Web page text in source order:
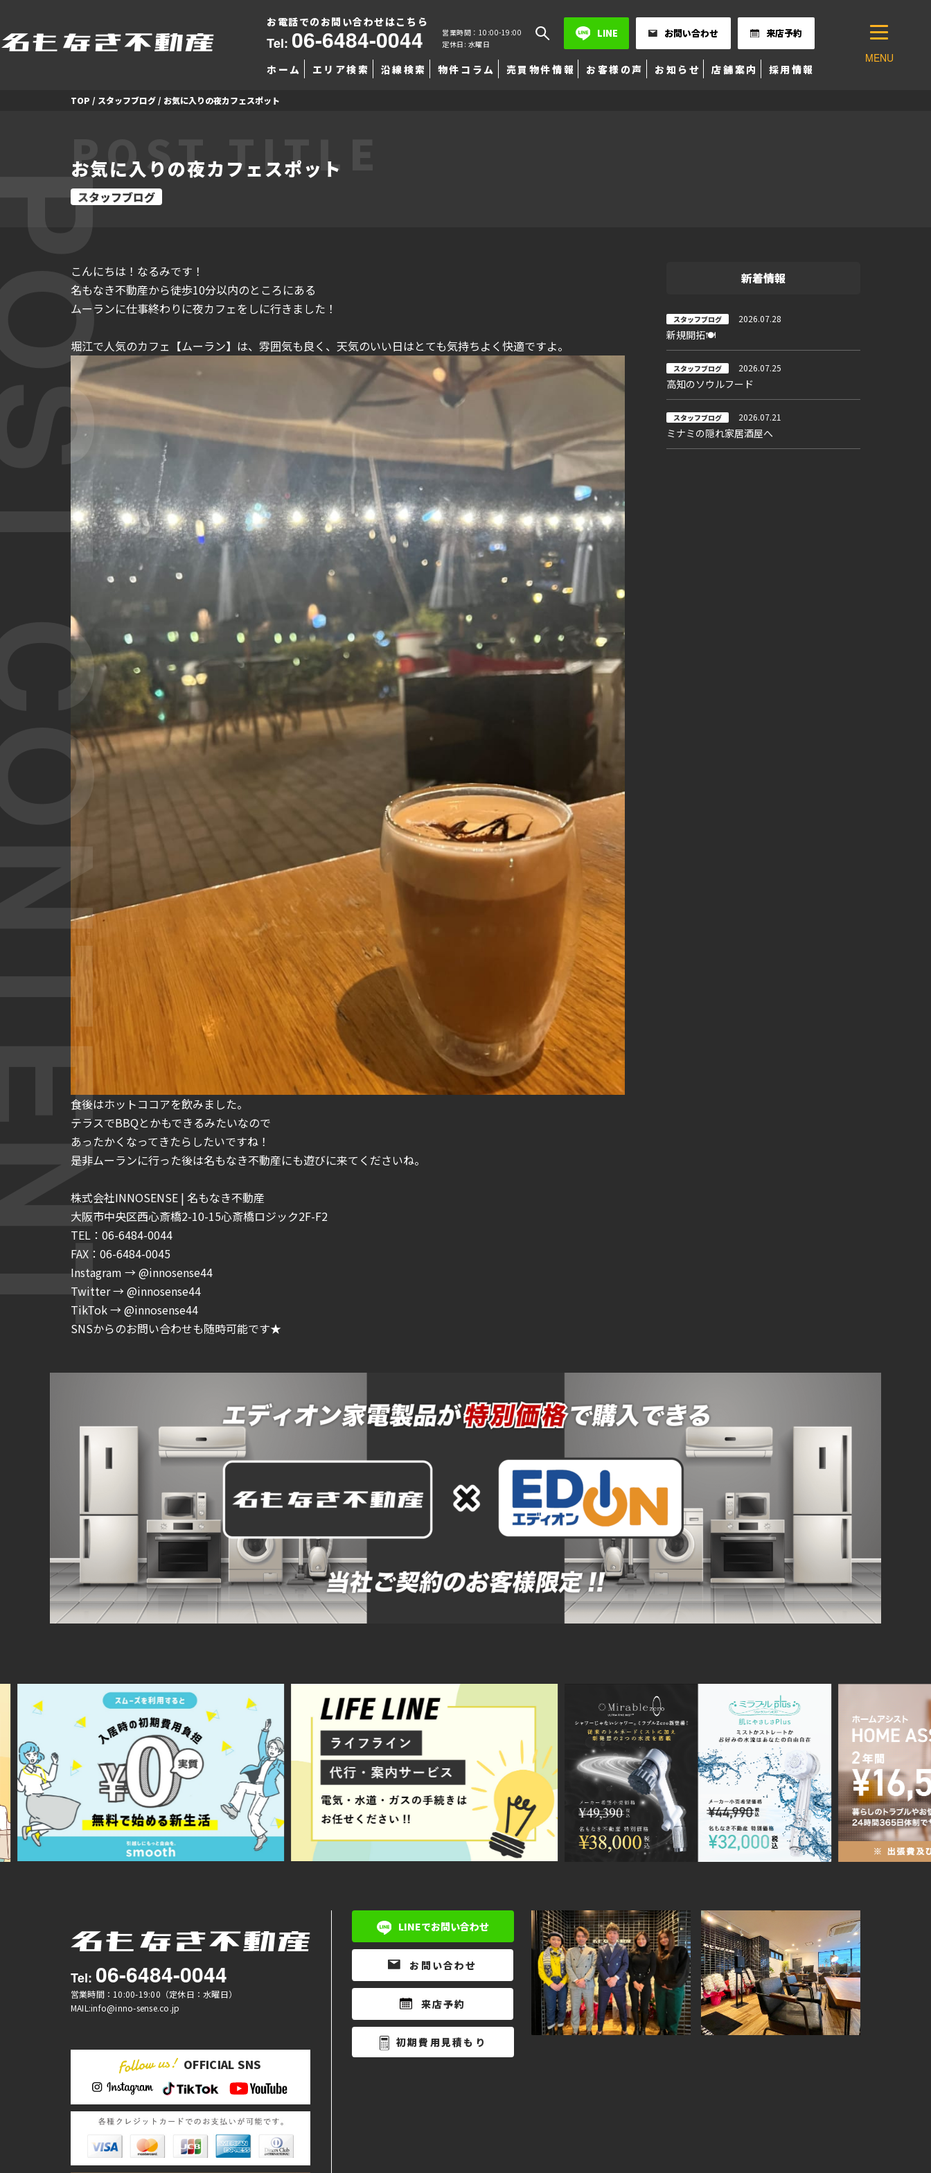
お電話でのお問い合わせはこちら
Tel: 06-6484-0044
営業時間：10:00-19:00
定休日: 水曜日
LINE お問い合わせ 来店予約
ホーム エリア検索 沿線検索 物件コラム 売買物件情報 お客様の声 お知らせ 店舗案内 採用情報
MENU
TOP / スタッフブログ / お気に入りの夜カフェスポット
POST TITLE
お気に入りの夜カフェスポット
スタッフブログ
こんにちは！なるみです！
名もなき不動産から徒歩10分以内のところにある
ムーランに仕事終わりに夜カフェをしに行きました！
堀江で人気のカフェ【ムーラン】は、雰囲気も良く、天気のいい日はとても気持ちよく快適ですよ。
食後はホットココアを飲みました。
テラスでBBQとかもできるみたいなので
あったかくなってきたらしたいですね！
是非ムーランに行った後は名もなき不動産にも遊びに来てくださいね。
株式会社INNOSENSE | 名もなき不動産
大阪市中央区西心斎橋2-10-15心斎橋ロジック2F-F2
TEL：06-6484-0044
FAX：06-6484-0045
Instagram → @innosense44
Twitter → @innosense44
TikTok → @innosense44
SNSからのお問い合わせも随時可能です★
新着情報
スタッフブログ 2026.07.28
新規開拓🍽
スタッフブログ 2026.07.25
高知のソウルフード
スタッフブログ 2026.07.21
ミナミの隠れ家居酒屋へ
Tel: 06-6484-0044
営業時間：10:00-19:00（定休日：水曜日）
MAIL:info@inno-sense.co.jp
OFFICIAL SNS
LINEでお問い合わせ
お問い合わせ
来店予約
初期費用見積もり